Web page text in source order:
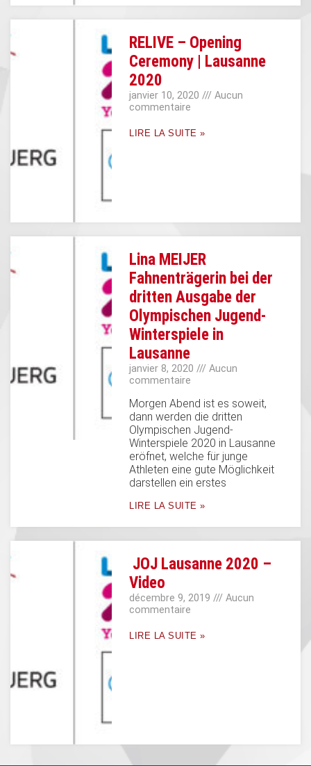
RELIVE – Opening
Ceremony | Lausanne
2020
janvier 10, 2020
Aucun
commentaire
LIRE LA SUITE »
Lina MEIJER
Fahnenträgerin bei der
dritten Ausgabe der
Olympischen Jugend-
Winterspiele in
Lausanne
janvier 8, 2020
Aucun
commentaire
Morgen Abend ist es soweit,
dann werden die dritten
Olympischen Jugend-
Winterspiele 2020 in Lausanne
eröfnet, welche für junge
Athleten eine gute Möglichkeit
darstellen ein erstes
LIRE LA SUITE »
JOJ Lausanne 2020 –
Video
décembre 9, 2019
Aucun
commentaire
LIRE LA SUITE »